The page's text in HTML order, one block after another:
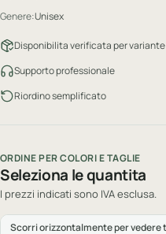
Genere:Unisex
Disponibilita verificata per variante
Supporto professionale
Riordino semplificato
ORDINE PER COLORI E TAGLIE
Seleziona le quantita
I prezzi indicati sono IVA esclusa.